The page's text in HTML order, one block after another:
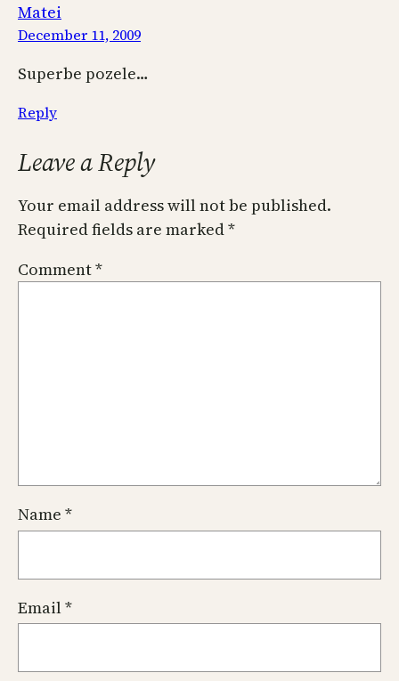
Matei
December 11, 2009
Superbe pozele…
Reply
Leave a Reply
Your email address will not be published.
Required fields are marked*
Comment*
Name *
Email*